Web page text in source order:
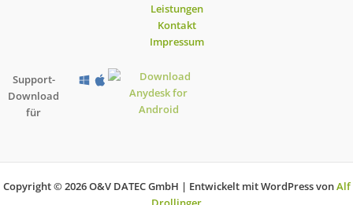
Leistungen
Kontakt
Impressum
Support-
Download
für
Copyright © 2026 O&V DATEC GmbH | Entwickelt mit WordPress vonAlf